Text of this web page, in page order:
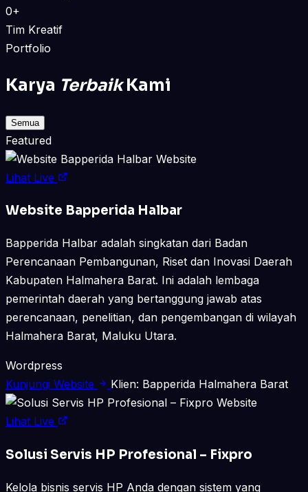
0+
Tim Kreatif
Portfolio
Karya TerbaikKami
Semua
Featured
Website
Lihat Live
Website Bapperida Halbar
Bapperida Halbar adalah singkatan dari Badan
Perencanaan Pembangunan, Riset dan Inovasi Daerah
Kabupaten Halmahera Barat. Ini adalah lembaga
pemerintah daerah yang bertanggung jawab atas
perencanaan, penelitian, dan pengembangan di wilayah
Halmahera Barat, Maluku Utara.
Wordpress
Kunjungi Website
Klien: Bapperida Halmahera Barat
Website
Lihat Live
Solusi Servis HP Profesional – Fixpro
Kelola bisnis servis HP Anda dengan sistem yang